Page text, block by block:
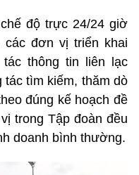
độ trực 24/24 giờ
đơn vị triển khai
thông tin liên lạc
tìm kiếm, thăm dò
đúng kế hoạch đề
trong Tập đoàn đều
doanh bình thường.